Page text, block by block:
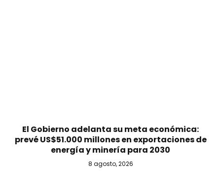
El Gobierno adelanta su meta económica:
prevé US$51.000 millones en exportaciones de
energía y minería para 2030
8 agosto, 2026